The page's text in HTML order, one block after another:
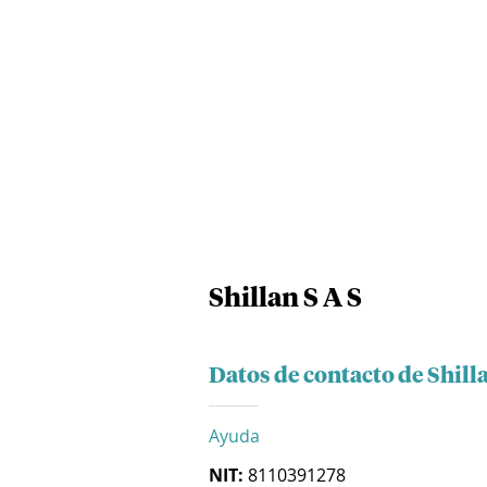
Shillan S A S
Datos de contacto de
Ayuda
NIT: 8110391278